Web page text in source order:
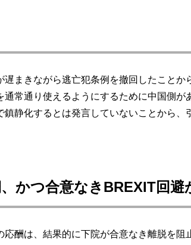
まきながら逃亡犯条例を撤回したこと
常通り使えるようにするために中国側
静化するとは発言していないことから
かつ合意なきBREXIT回避
酬は、結果的に下院が合意なき離脱を